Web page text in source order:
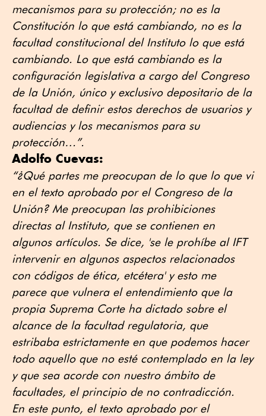
mecanismos para su protección; no es la
Constitución lo que está cambiando, no es la
facultad constitucional del Instituto lo que está
cambiando. Lo que está cambiando es la
configuración legislativa a cargo del Congreso
de la Unión, único y exclusivo depositario de la
facultad de definir estos derechos de usuarios y
audiencias y los mecanismos para su
protección…”.
Adolfo Cuevas:
“¿Qué partes me preocupan de lo que lo que vi
en el texto aprobado por el Congreso de la
Unión? Me preocupan las prohibiciones
directas al Instituto, que se contienen en
algunos artículos. Se dice, 'se le prohíbe al IFT
intervenir en algunos aspectos relacionados
con códigos de ética, etcétera' y esto me
parece que vulnera el entendimiento que la
propia Suprema Corte ha dictado sobre el
alcance de la facultad regulatoria, que
estribaba estrictamente en que podemos hacer
todo aquello que no esté contemplado en la ley
y que sea acorde con nuestro ámbito de
facultades, el principio de no contradicción.
En este punto, el texto aprobado por el